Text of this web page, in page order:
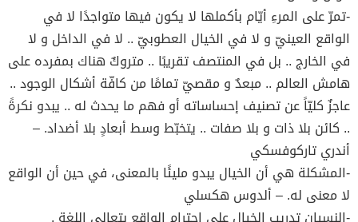
-تمرّ على المرءِ أيّام بأكملها لا يكون فيها متواجدًا لا في
الواقع العينيّ و لا في الخيال العطوبيّ .. لا في الداخل و لا
في الخارج .. بل في المنتصف تقريبًا .. متروكٌ هناك بمفرده على
هامش العالم .. مبعدٌ و مقصيّ تمامًا من كافّة أشكال الوجود ..
عاجزٌ كليّاً عن تصنيف إحساساته أو فهم ما يحدث له .. يبدو نكرةً
.. كائن بلا ذات و بلا صفات .. يتخبّط وسط أبعادٍ بلا أضداد. –
أندري تاركوفسكي
-المشكلة هي أن الخيال يبدو مليئًا بالمعنى، في حين أن الواقع
لا معنى له. – ألدوس هكسلي